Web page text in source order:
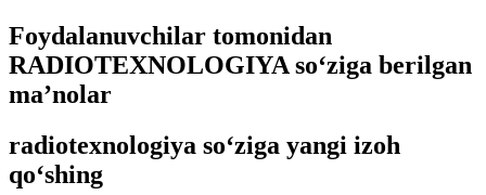
Foydalanuvchilar tomonidan
RADIOTEXNOLOGIYA so‘ziga berilgan
ma’nolar
radiotexnologiya so‘ziga yangi izoh
qo‘shing